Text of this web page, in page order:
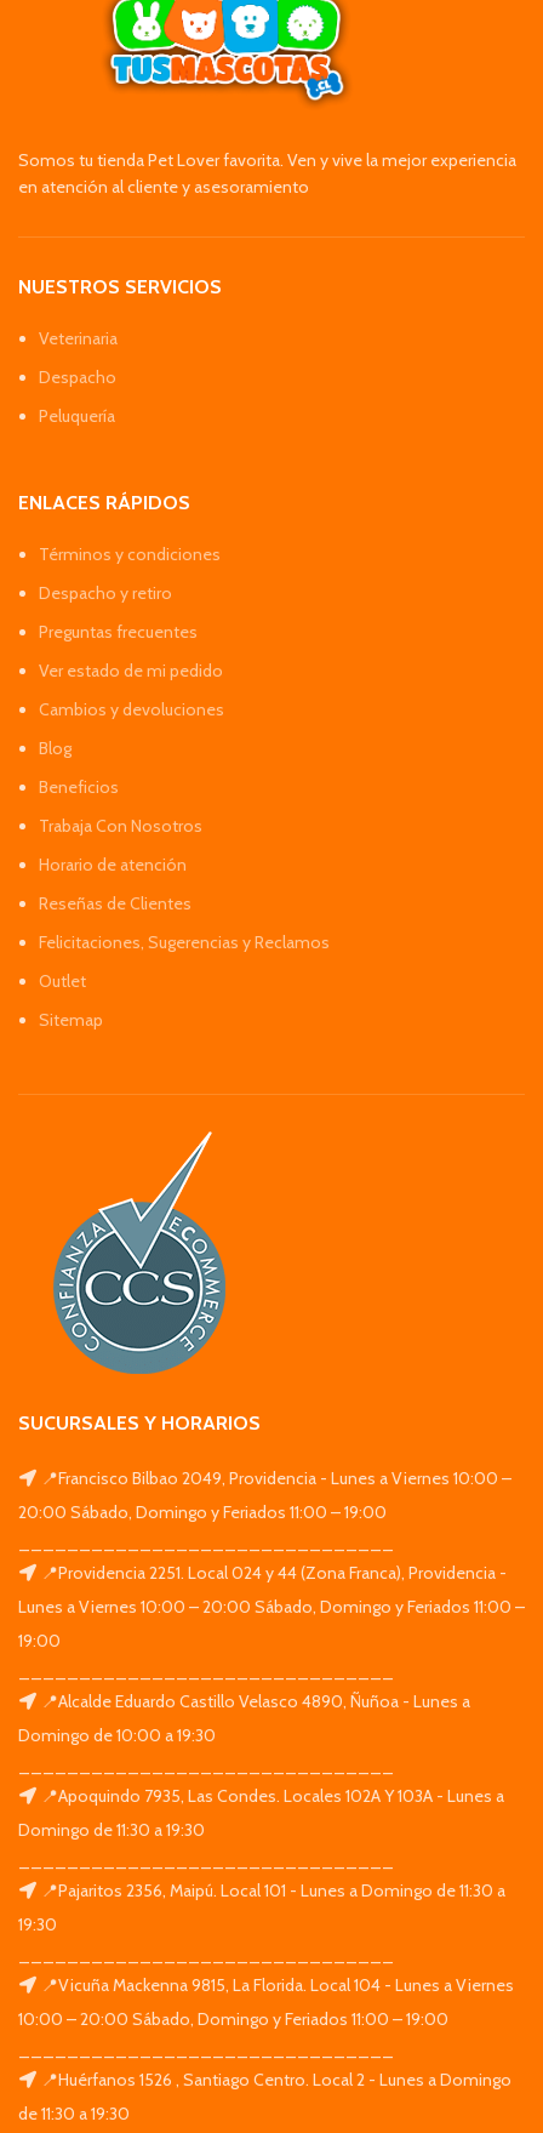
Somos tu tienda Pet Lover favorita. Ven y vive la mejor experiencia
en atención al cliente y asesoramiento
NUESTROS SERVICIOS
Veterinaria
Despacho
Peluquería
ENLACES RÁPIDOS
Términos y condiciones
Despacho y retiro
Preguntas frecuentes
Ver estado de mi pedido
Cambios y devoluciones
Blog
Beneficios
Trabaja Con Nosotros
Horario de atención
Reseñas de Clientes
Felicitaciones, Sugerencias y Reclamos
Outlet
Sitemap
SUCURSALES Y HORARIOS
📍Francisco Bilbao 2049, Providencia - Lunes a Viernes 10:00 –
20:00 Sábado, Domingo y Feriados 11:00 – 19:00
📍Providencia 2251. Local 024 y 44 (Zona Franca), Providencia -
Lunes a Viernes 10:00 – 20:00 Sábado, Domingo y Feriados 11:00 –
19:00
📍Alcalde Eduardo Castillo Velasco 4890, Ñuñoa - Lunes a
Domingo de 10:00 a 19:30
📍Apoquindo 7935, Las Condes. Locales 102A Y 103A - Lunes a
Domingo de 11:30 a 19:30
📍Pajaritos 2356, Maipú. Local 101 - Lunes a Domingo de 11:30 a
19:30
📍Vicuña Mackenna 9815, La Florida. Local 104 - Lunes a Viernes
10:00 – 20:00 Sábado, Domingo y Feriados 11:00 – 19:00
📍Huérfanos 1526 , Santiago Centro. Local 2 - Lunes a Domingo
de 11:30 a 19:30